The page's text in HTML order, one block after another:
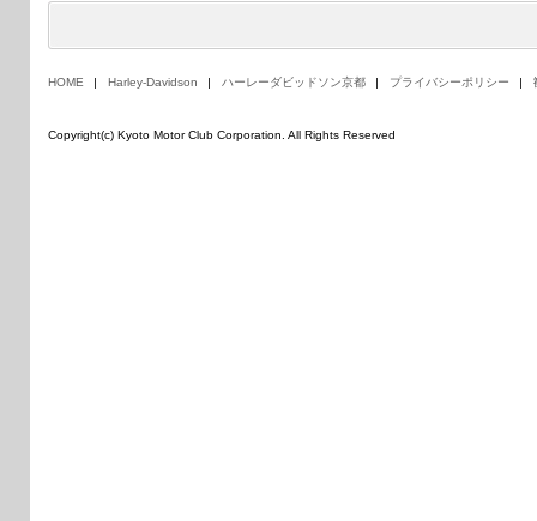
HOME Harley-Davidson ハーレーダビッドソン京都 プライバシーポリシー
Copyright(c) Kyoto Motor Club Corporation. All Rights Reserved